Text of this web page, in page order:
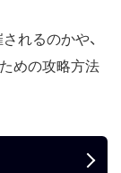
れるのかや、
めの攻略方法